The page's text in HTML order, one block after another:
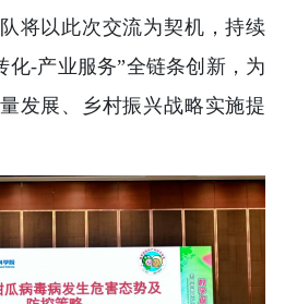
将以此次交流为契机，持续
化-产业服务”全链条创新，为
发展、乡村振兴战略实施提